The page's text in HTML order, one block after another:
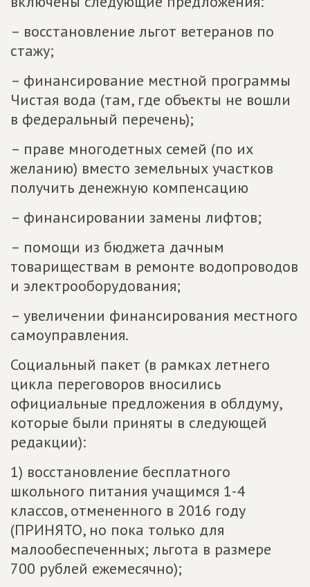
– восстановление льгот ветеранов по
стажу;
– финансирование местной программы
Чистая вода (там, где объекты не вошли
в федеральный перечень);
– праве многодетных семей (по их
желанию) вместо земельных участков
получить денежную компенсацию
– финансировании замены лифтов;
– помощи из бюджета дачным
товариществам в ремонте водопроводов
и электрооборудования;
– увеличении финансирования местного
самоуправления.
Социальный пакет (в рамках летнего
цикла переговоров вносились
официальные предложения в облдуму,
которые были приняты в следующей
редакции):
1) восстановление бесплатного
школьного питания учащимся 1-4
классов, отмененного в 2016 году
(ПРИНЯТО, но пока только для
малообеспеченных; льгота в размере
700 рублей ежемесячно);